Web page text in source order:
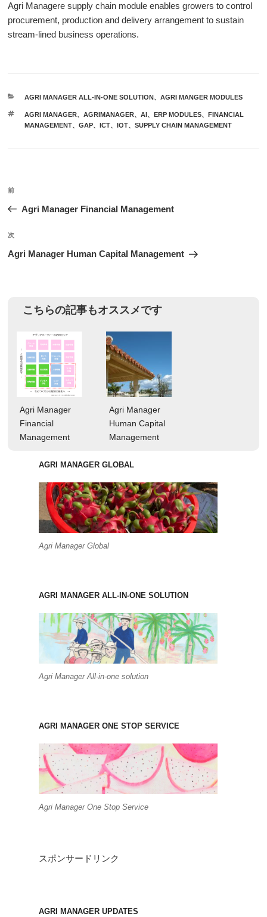
Agri Managere supply chain module enables growers to control
procurement, production and delivery arrangement to sustain
stream-lined business operations.
カ
ゴ
リ
AGRI MANAGER ALL-IN-ONE SOLUTION、 AGRI MANGER MODULES
タ
グ
AGRI MANAGER、 AGRIMANAGER、 AI、 ERP MODULES、 FINANCIAL
MANAGEMENT、 GAP、 ICT、 IOT、 SUPPLY CHAIN MANAGEMENT
投
ナ
ビ
ゲ
前
の
稿
前
Agri Manager Financial Management
次
の
次
Agri Manager Human Capital Management
こちらの記事もオススメです
Agri Manager
Financial
Management
Agri Manager
Human Capital
Management
AGRI MANAGER GLOBAL
Agri Manager Global
AGRI MANAGER ALL-IN-ONE SOLUTION
Agri Manager All-in-one solution
AGRI MANAGER ONE STOP SERVICE
Agri Manager One Stop Service
スポンサードリンク
AGRI MANAGER UPDATES